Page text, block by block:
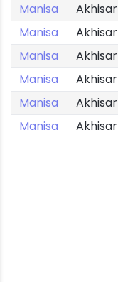
Manisa
Akhisar
Manisa
Akhisar
Manisa
Akhisar
Manisa
Akhisar
Manisa
Akhisar
Manisa
Akhisar